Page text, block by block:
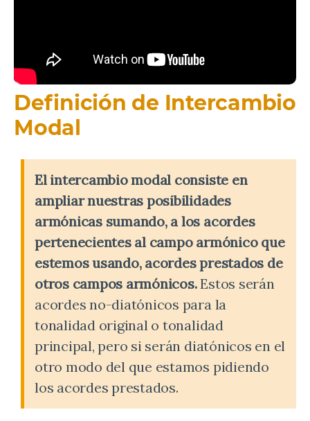
Definición de Intercambio
Modal
El intercambio modal consiste en
ampliar nuestras posibilidades
armónicas sumando, a los acordes
pertenecientes al campo armónico que
estemos usando, acordes prestados de
otros campos armónicos.Estos serán
acordes no-diatónicos para la
tonalidad original o tonalidad
principal, pero si serán diatónicos en el
otro modo del que estamos pidiendo
los acordes prestados.